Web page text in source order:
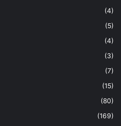
(4)
(5)
(4)
(3)
(7)
(15)
(80)
(169)